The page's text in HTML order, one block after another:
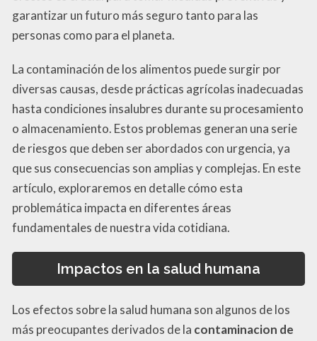
garantizar un futuro más seguro tanto para las
personas como para el planeta.
La contaminación de los alimentos puede surgir por
diversas causas, desde prácticas agrícolas inadecuadas
hasta condiciones insalubres durante su procesamiento
o almacenamiento. Estos problemas generan una serie
de riesgos que deben ser abordados con urgencia, ya
que sus consecuencias son amplias y complejas. En este
artículo, exploraremos en detalle cómo esta
problemática impacta en diferentes áreas
fundamentales de nuestra vida cotidiana.
Impactos en la salud humana
Los efectos sobre la salud humana son algunos de los
más preocupantes derivados de la contaminacion de